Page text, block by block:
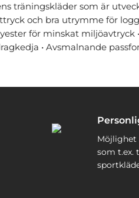
träningskläder som är
och bra utrymme för
för minskat
• Avsmalnande
Möjlighet
som t.ex.